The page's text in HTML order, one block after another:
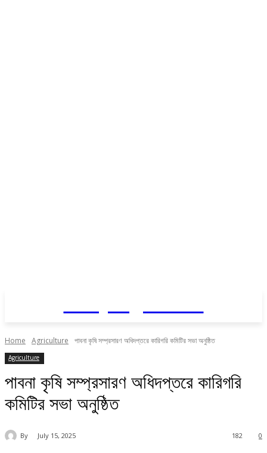
Home Agriculture পাবনা কৃষি সম্প্রসারণ অধিদপ্তরে কারিগরি কমিটির সভা অনুষ্ঠিত
Agriculture
পাবনা কৃষি সম্প্রসারণ অধিদপ্তরে কারিগরি
কমিটির সভা অনুষ্ঠিত
By July 15, 2025 0
182